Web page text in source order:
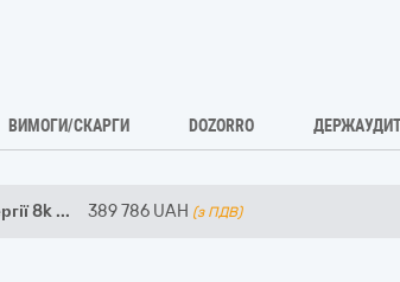
ВИМОГИ/СКАРГИ DOZORRO
8k ... 389 786 UAH (з ПДВ)